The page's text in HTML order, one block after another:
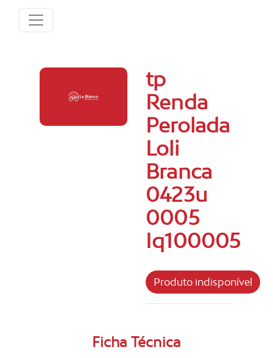
tp
Renda
Perolada
Loli
Branca
0423u
0005
Iq100005
Ficha Técnica